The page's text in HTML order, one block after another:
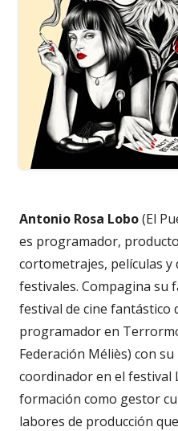
Antonio Rosa Lobo(El
es programador,
cortometrajes, películas y
festivales. Compagina su
festival de cine fantástico
programador en
Federación Méliès) con
coordinador en el festival
formación como gestor
labores de producción